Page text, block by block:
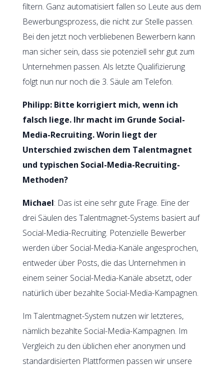
filtern. Ganz automatisiert fallen so Leute aus dem
Bewerbungsprozess, die nicht zur Stelle passen.
Bei den jetzt noch verbliebenen Bewerbern kann
man sicher sein, dass sie potenziell sehr gut zum
Unternehmen passen. Als letzte Qualifizierung
folgt nun nur noch die 3. Säule am Telefon.
Philipp: Bitte korrigiert mich, wenn ich
falsch liege. Ihr macht im Grunde Social-
Media-Recruiting. Worin liegt der
Unterschied zwischen dem Talentmagnet
und typischen Social-Media-Recruiting-
Methoden?
Michael: Das ist eine sehr gute Frage. Eine der
drei Säulen des Talentmagnet-Systems basiert auf
Social-Media-Recruiting. Potenzielle Bewerber
werden über Social-Media-Kanäle angesprochen,
entweder über Posts, die das Unternehmen in
einem seiner Social-Media-Kanäle absetzt, oder
natürlich über bezahlte Social-Media-Kampagnen.
Im Talentmagnet-System nutzen wir letzteres,
nämlich bezahlte Social-Media-Kampagnen. Im
Vergleich zu den üblichen eher anonymen und
standardisierten Plattformen passen wir unsere